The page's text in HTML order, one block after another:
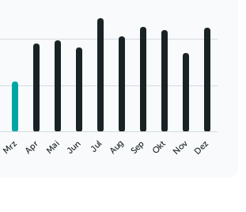
Mrz Apr Mai Jun Jul Aug Sep Okt Nov Dez